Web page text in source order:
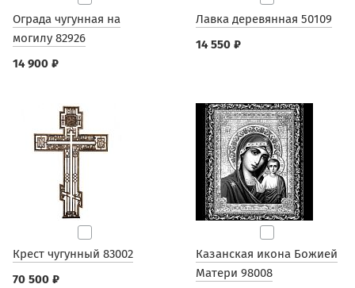
Ограда чугунная на
могилу 82926
14 900 ₽
Лавка деревянная 50109
14 550 ₽
Крест чугунный 83002
70 500 ₽
Казанская икона Божией
Матери 98008